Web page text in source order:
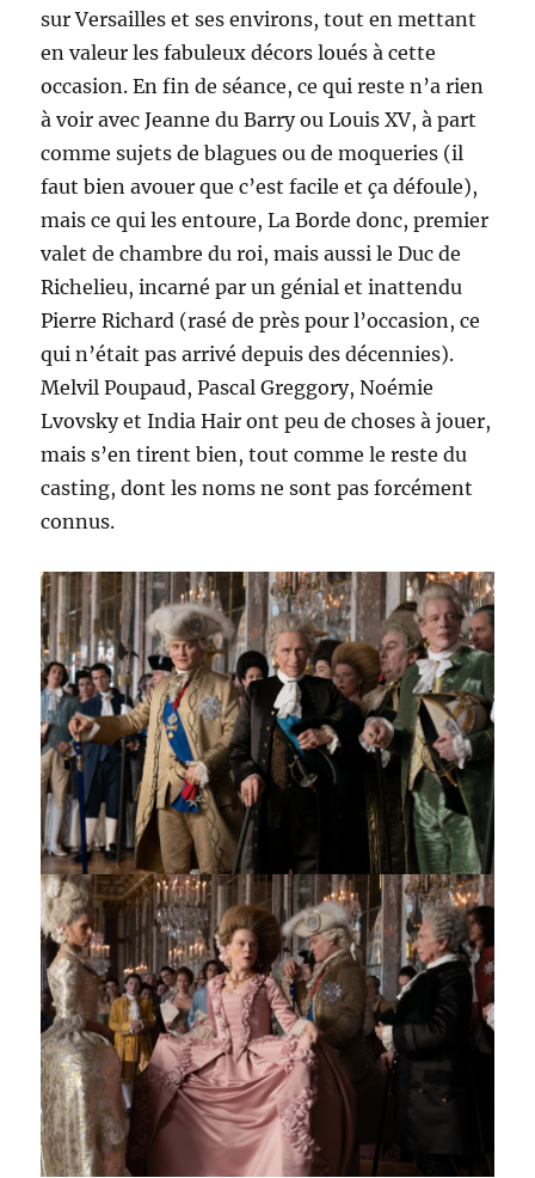
sur Versailles et ses environs, tout en mettant
en valeur les fabuleux décors loués à cette
occasion. En fin de séance, ce qui reste n’a rien
à voir avec Jeanne du Barry ou Louis XV, à part
comme sujets de blagues ou de moqueries (il
faut bien avouer que c’est facile et ça défoule),
mais ce qui les entoure, La Borde donc, premier
valet de chambre du roi, mais aussi le Duc de
Richelieu, incarné par un génial et inattendu
Pierre Richard (rasé de près pour l’occasion, ce
qui n’était pas arrivé depuis des décennies).
Melvil Poupaud, Pascal Greggory, Noémie
Lvovsky et India Hair ont peu de choses à jouer,
mais s’en tirent bien, tout comme le reste du
casting, dont les noms ne sont pas forcément
connus.